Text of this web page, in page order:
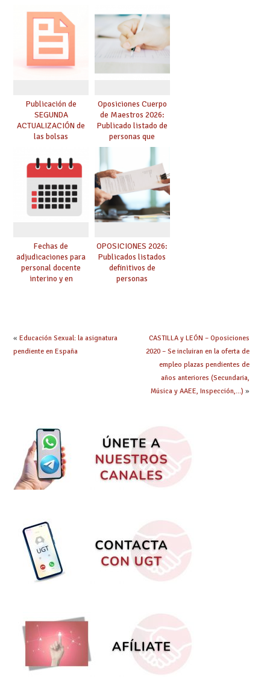
prácticas, se regulan
dichas prácticas y se
convoca acto público
de adjudicación
Publicación de
SEGUNDA
ACTUALIZACIÓN de
las bolsas
Cuerpo de Maestros
de especialidades
convocadas a
oposición
Oposiciones Cuerpo
de Maestros 2026:
Publicado listado de
personas que
adquieren nueva
especialidad
Fechas de
adjudicaciones para
personal docente
interino y en
OPOSICIONES 2026:
Publicados listados
definitivos de
personas
« Educación Sexual: la asignatura
pendiente en España
CASTILLA y LEÓN – Oposiciones
2020 – Se incluiran en la oferta de
empleo plazas pendientes de
años anteriores (Secundaria,
Música y AAEE, Inspección,…) »